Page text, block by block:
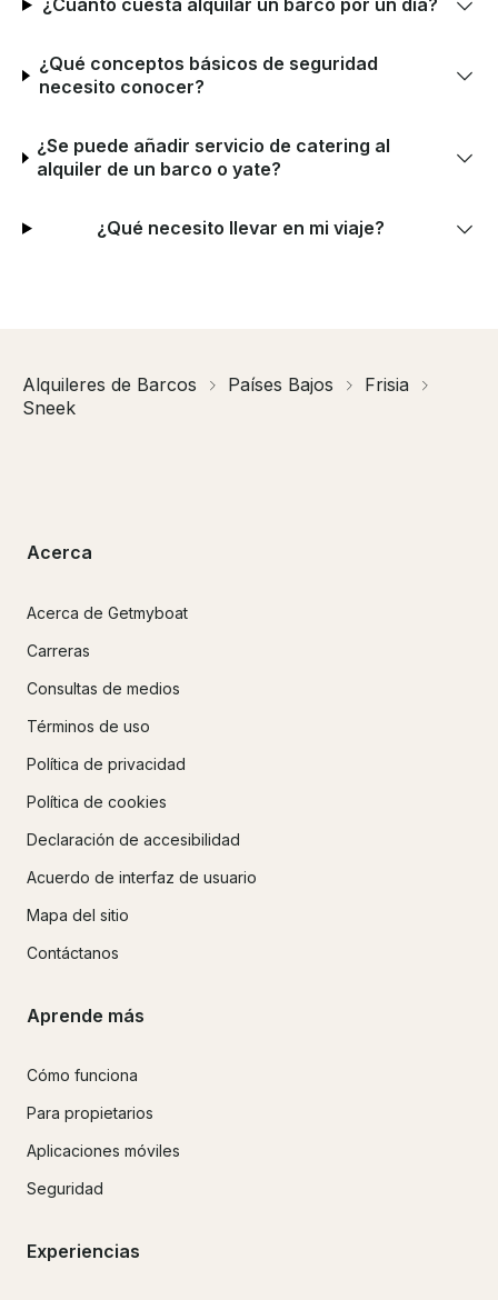
¿Cuánto cuesta alquilar un barco por un día?
¿Qué conceptos básicos de seguridad
necesito conocer?
¿Se puede añadir servicio de catering al
alquiler de un barco o yate?
¿Qué necesito llevar en mi viaje?
Alquileres de Barcos Países Bajos
Frisia
Sneek
Acerca
Acerca de Getmyboat
Carreras
Consultas de medios
Términos de uso
Política de privacidad
Política de cookies
Declaración de accesibilidad
Acuerdo de interfaz de usuario
Mapa del sitio
Contáctanos
Aprende más
Cómo funciona
Para propietarios
Aplicaciones móviles
Seguridad
Experiencias